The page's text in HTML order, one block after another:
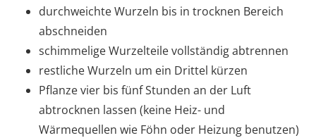
durchweichte Wurzeln bis in trocknen Bereich
abschneiden
schimmelige Wurzelteile vollständig abtrennen
restliche Wurzeln um ein Drittel kürzen
Pflanze vier bis fünf Stunden an der Luft
abtrocknen lassen (keine Heiz- und
Wärmequellen wie Föhn oder Heizung benutzen)